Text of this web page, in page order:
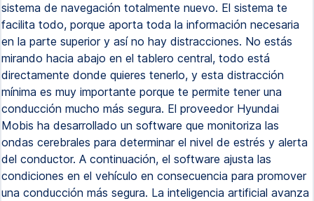
sistema de navegación totalmente nuevo. El sistema te
facilita todo, porque aporta toda la información necesaria
en la parte superior y así no hay distracciones. No estás
mirando hacia abajo en el tablero central, todo está
directamente donde quieres tenerlo, y esta distracción
mínima es muy importante porque te permite tener una
conducción mucho más segura. El proveedor Hyundai
Mobis ha desarrollado un software que monitoriza las
ondas cerebrales para determinar el nivel de estrés y alerta
del conductor. A continuación, el software ajusta las
condiciones en el vehículo en consecuencia para promover
una conducción más segura. La inteligencia artificial avanza